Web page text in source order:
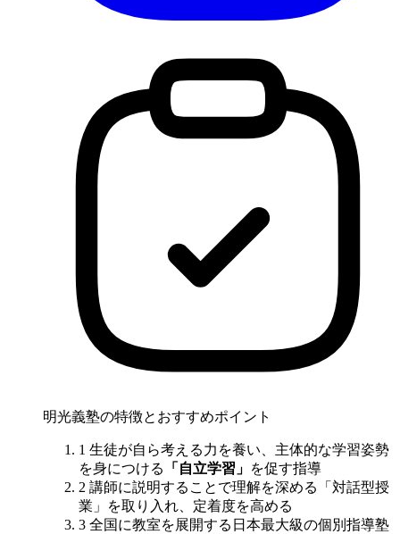
明光義塾の特徴とおすすめポイント
1 生徒が自ら考える力を養い、主体的な学習姿勢
を身につける
「自立学習」 を促す指導
2 講師に説明することで理解を深める「対話型授
業」を取り入れ、定着度を高める
3 全国に教室を展開する日本最大級の個別指導塾